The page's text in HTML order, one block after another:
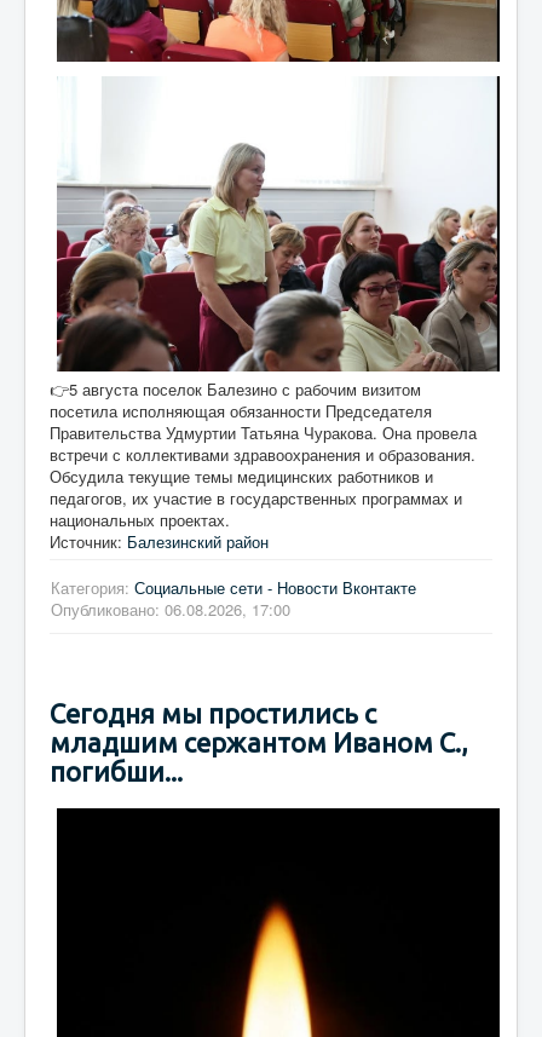
👉5 августа поселок Балезино с рабочим визитом
посетила исполняющая обязанности Председателя
Правительства Удмуртии Татьяна Чуракова. Она провела
встречи с коллективами здравоохранения и образования.
Обсудила текущие темы медицинских работников и
педагогов, их участие в государственных программах и
национальных проектах.
Источник: Балезинский район
Категория: Социальные сети - Новости Вконтакте
Опубликовано: 06.08.2026, 17:00
Сегодня мы простились с
младшим сержантом Иваном С.,
погибши...